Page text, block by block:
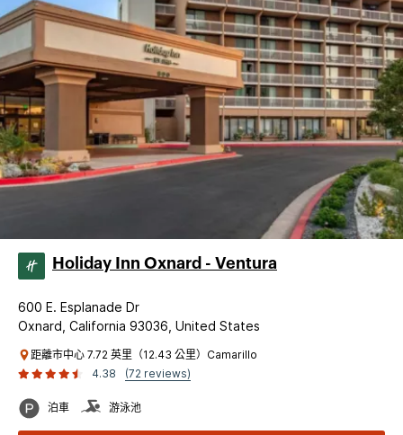
Holiday Inn Oxnard - Ventura
600 E. Esplanade Dr
Oxnard, California 93036, United States
距離市中心 7.72 英里（12.43 公里）Camarillo
4.38
(72 reviews)
泊車 游泳池